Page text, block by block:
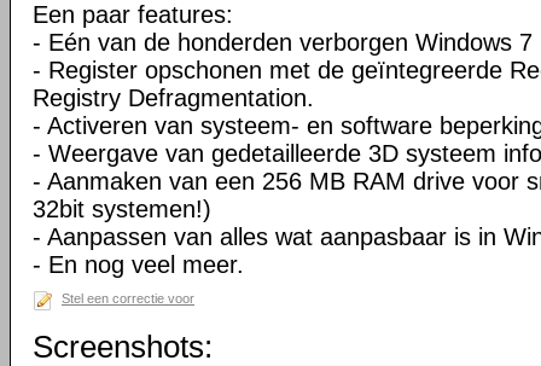
Een paar features:
- Eén van de honderden verborgen Windows
- Register opschonen met de geïntegreerde
Registry Defragmentation.
- Activeren van systeem- en software
- Weergave van gedetailleerde 3D systeem
- Aanmaken van een 256 MB RAM drive voor
32bit systemen!)
- Aanpassen van alles wat aanpasbaar is in
- En nog veel meer.
Stel een correctie voor
Screenshots: